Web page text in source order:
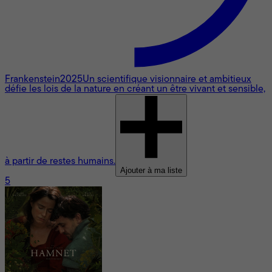
Frankenstein2025Un scientifique visionnaire et ambitieux
défie les lois de la nature en créant un être vivant et sensible,
à partir de restes humains.
Ajouter à ma liste
5